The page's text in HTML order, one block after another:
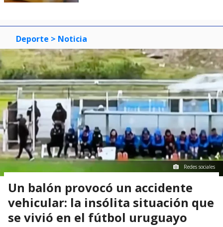
Deporte > Noticia
Redes sociales
Un balón provocó un accidente
vehicular: la insólita situación que
se vivió en el fútbol uruguayo